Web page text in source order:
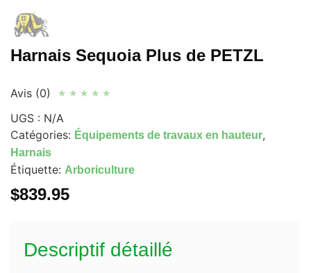
Harnais Sequoia Plus de PETZL
Avis (0) ★ ★ ★ ★ ★
UGS : N/A
Catégories: Équipements de travaux en hauteur,
Harnais
Étiquette: Arboriculture
$839.95
Descriptif détaillé